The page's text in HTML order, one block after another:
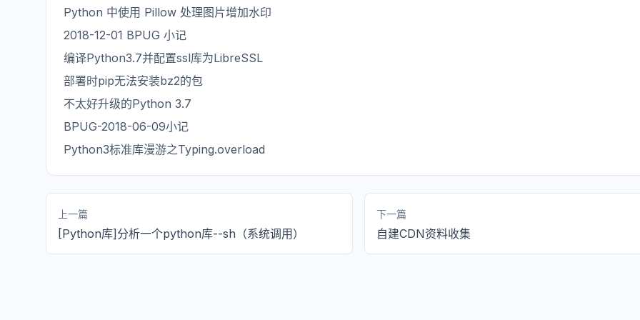
Python 中使用 Pillow 处理图片增加水印
2018-12-01 BPUG 小记
编译Python3.7并配置ssl库为LibreSSL
部署时pip无法安装bz2的包
不太好升级的Python 3.7
BPUG-2018-06-09小记
Python3标准库漫游之Typing.overload
上一篇
[Python库]分析一个python库--sh（系统调用）
下一篇
自建CDN资料收集